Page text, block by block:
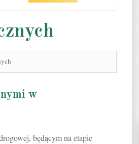
w
będącym na etapie